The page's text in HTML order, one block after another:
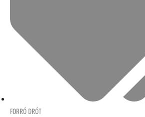
FORRÓ DRÓT